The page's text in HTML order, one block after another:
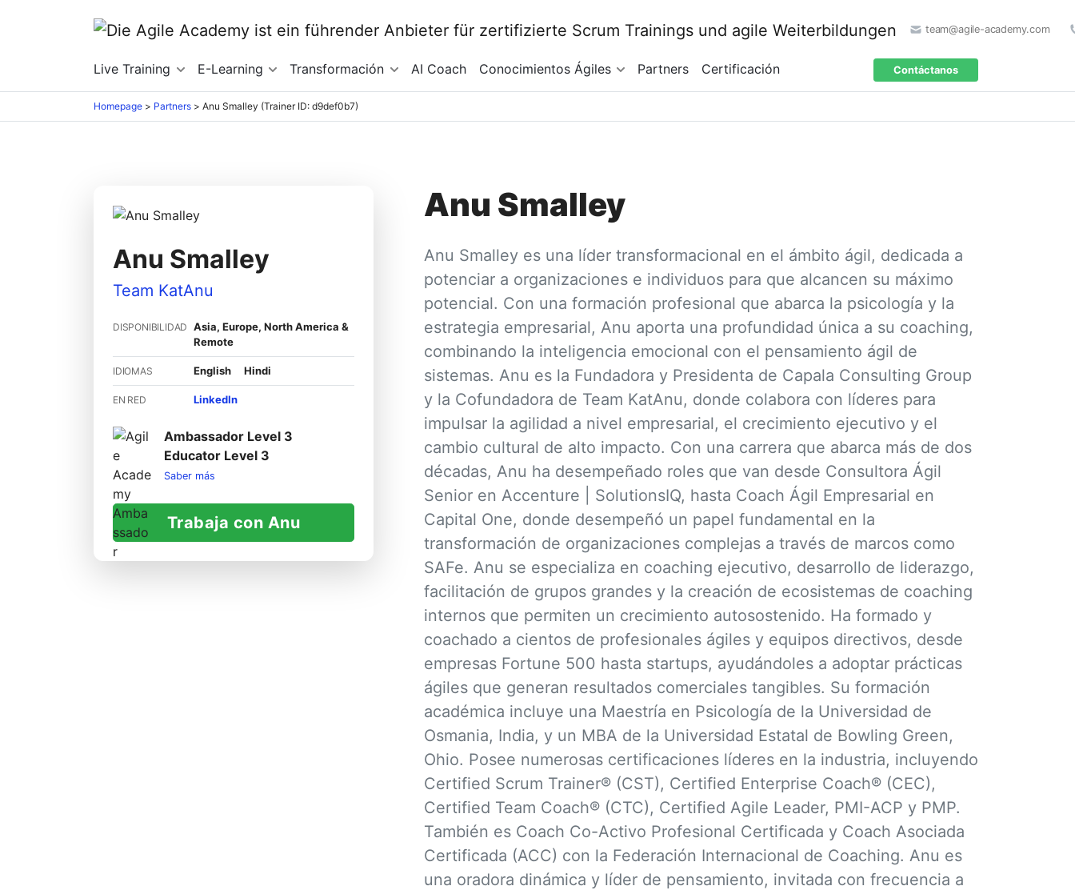
team@agile-academy.com
Live Training E-Learning Transformación AI Coach Conocimientos Ágiles Partners Certificación Contáctanos
Homepage > Partners > Anu Smalley (Trainer ID: d9def0b7)
Anu Smalley
Team KatAnu
DISPONIBILIDAD
Asia, Europe, North America &
Remote
IDIOMAS English Hindi
EN RED LinkedIn
Ambassador Level 3
Educator Level 3
Saber más
Trabaja con Anu
Anu Smalley
Anu Smalley es una líder transformacional en el ámbito ágil, dedicada a
potenciar a organizaciones e individuos para que alcancen su máximo
potencial. Con una formación profesional que abarca la psicología y la
estrategia empresarial, Anu aporta una profundidad única a su coaching,
combinando la inteligencia emocional con el pensamiento ágil de
sistemas. Anu es la Fundadora y Presidenta de Capala Consulting Group
y la Cofundadora de Team KatAnu, donde colabora con líderes para
impulsar la agilidad a nivel empresarial, el crecimiento ejecutivo y el
cambio cultural de alto impacto. Con una carrera que abarca más de dos
décadas, Anu ha desempeñado roles que van desde Consultora Ágil
Senior en Accenture | SolutionsIQ, hasta Coach Ágil Empresarial en
Capital One, donde desempeñó un papel fundamental en la
transformación de organizaciones complejas a través de marcos como
SAFe. Anu se especializa en coaching ejecutivo, desarrollo de liderazgo,
facilitación de grupos grandes y la creación de ecosistemas de coaching
internos que permiten un crecimiento autosostenido. Ha formado y
coachado a cientos de profesionales ágiles y equipos directivos, desde
empresas Fortune 500 hasta startups, ayudándoles a adoptar prácticas
ágiles que generan resultados comerciales tangibles. Su formación
académica incluye una Maestría en Psicología de la Universidad de
Osmania, India, y un MBA de la Universidad Estatal de Bowling Green,
Ohio. Posee numerosas certificaciones líderes en la industria, incluyendo
Certified Scrum Trainer® (CST), Certified Enterprise Coach® (CEC),
Certified Team Coach® (CTC), Certified Agile Leader, PMI-ACP y PMP.
También es Coach Co-Activo Profesional Certificada y Coach Asociada
Certificada (ACC) con la Federación Internacional de Coaching. Anu es
una oradora dinámica y líder de pensamiento, invitada con frecuencia a